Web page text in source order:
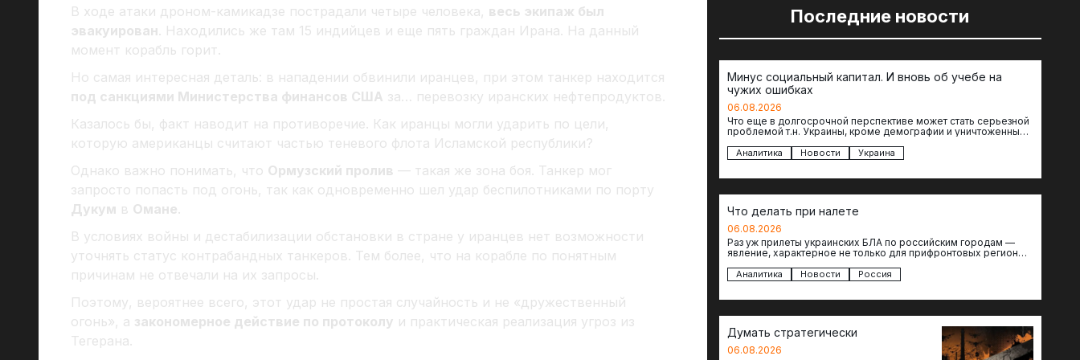
В ходе атаки дроном-камикадзе пострадали четыре человека, весь экипаж был
эвакуирован. Находились же там 15 индийцев и еще пять граждан Ирана. На данный
момент корабль горит.
Но самая интересная деталь: в нападении обвинили иранцев, при этом танкер находится
под санкциями Министерства финансов США за… перевозку иранских нефтепродуктов.
Казалось бы, факт наводит на противоречие. Как иранцы могли ударить по цели,
которую американцы считают частью теневого флота Исламской республики?
Однако важно понимать, что Ормузский пролив — такая же зона боя. Танкер мог
запросто попасть под огонь, так как одновременно шел удар беспилотниками по порту
Дукум в Омане.
В условиях войны и дестабилизации обстановки в стране у иранцев нет возможности
уточнять статус контрабандных танкеров. Тем более, что на корабле по понятным
причинам не отвечали на их запросы.
Поэтому, вероятнее всего, этот удар не простая случайность и не «дружественный
огонь», а закономерное действие по протоколу и практическая реализация угроз из
Тегерана.
Последние новости
Минус социальный капитал. И вновь об учебе на
чужих ошибках
06.08.2026
Что еще в долгосрочной перспективе может стать серьезной
проблемой т.н. Украины, кроме демографии и уничтоженных
Аналитика Новости Украина
Что делать при налете
06.08.2026
Раз уж прилеты украинских БЛА по российским городам —
явление, характерное не только для прифронтовых регионов,
Аналитика Новости Россия
Думать стратегически
06.08.2026